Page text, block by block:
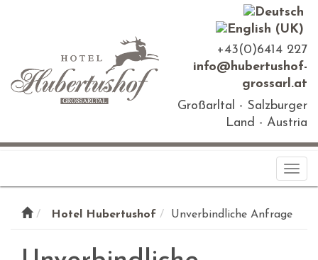
+43(0)6414 227
info@hubertushof-
grossarl.at
Großarltal - Salzburger
Land - Austria
Hotel Hubertushof Unverbindliche Anfrage